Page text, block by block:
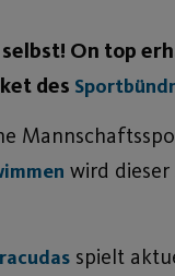
On top
des
wird
spielt